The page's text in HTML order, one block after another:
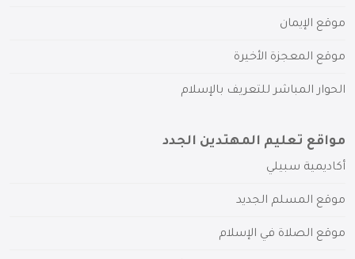
موقع الإيمان
موقع المعجزة الأخيرة
الحوار المباشر للتعريف بالإسلام
مواقع تعليم المهتدين الجدد
أكاديمية سبيلي
موقع المسلم الجديد
موقع الصلاة في الإسلام